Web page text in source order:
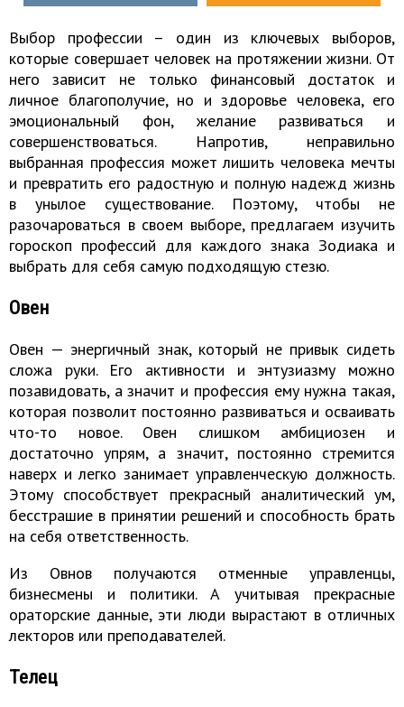
Выбор профессии – один из ключевых выборов,
которые совершает человек на протяжении жизни. От
него зависит не только финансовый достаток и
личное благополучие, но и здоровье человека, его
эмоциональный фон, желание развиваться и
совершенствоваться. Напротив, неправильно
выбранная профессия может лишить человека мечты
и превратить его радостную и полную надежд жизнь
в унылое существование. Поэтому, чтобы не
разочароваться в своем выборе, предлагаем изучить
гороскоп профессий для каждого знака Зодиака и
выбрать для себя самую подходящую стезю.
Овен
Овен — энергичный знак, который не привык сидеть
сложа руки. Его активности и энтузиазму можно
позавидовать, а значит и профессия ему нужна такая,
которая позволит постоянно развиваться и осваивать
что-то новое. Овен слишком амбициозен и
достаточно упрям, а значит, постоянно стремится
наверх и легко занимает управленческую должность.
Этому способствует прекрасный аналитический ум,
бесстрашие в принятии решений и способность брать
на себя ответственность.
Из Овнов получаются отменные управленцы,
бизнесмены и политики. А учитывая прекрасные
ораторские данные, эти люди вырастают в отличных
лекторов или преподавателей.
Телец